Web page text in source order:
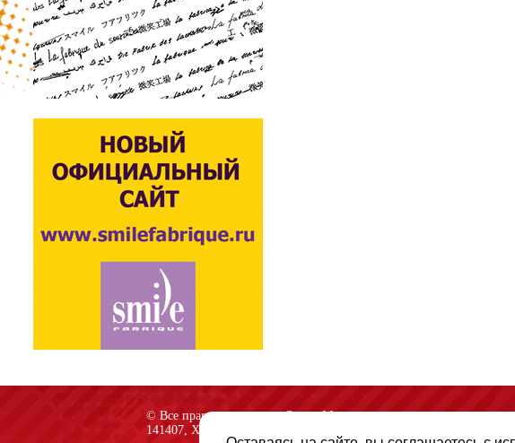
© Все права защищены «Спарк-M»
141407, Химки, Куркинское шоссе, строение 2, помещение 306,